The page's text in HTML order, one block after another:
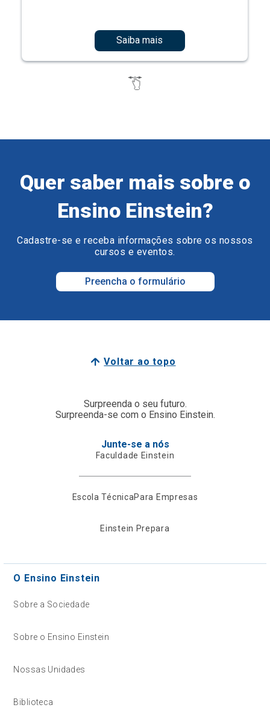
Saiba mais
Quer saber mais sobre o
Ensino Einstein?
Cadastre-se e receba informações sobre os nossos
cursos e eventos.
Preencha o formulário
Voltar ao topo
Surpreenda o seu futuro.
Surpreenda-se com o Ensino Einstein.
Junte-se a nós
Faculdade Einstein
Escola TécnicaPara Empresas
Einstein Prepara
O Ensino Einstein
Sobre a Sociedade
Sobre o Ensino Einstein
Nossas Unidades
Biblioteca